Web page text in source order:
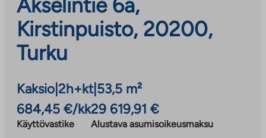
Akselintie 6a,
Kirstinpuisto, 20200,
Turku
Kaksio 2h+kt| 53,5 m²
684,45 €/kk
Käyttövastike
29 619,91 €
Alustava asumisoikeusmaksu